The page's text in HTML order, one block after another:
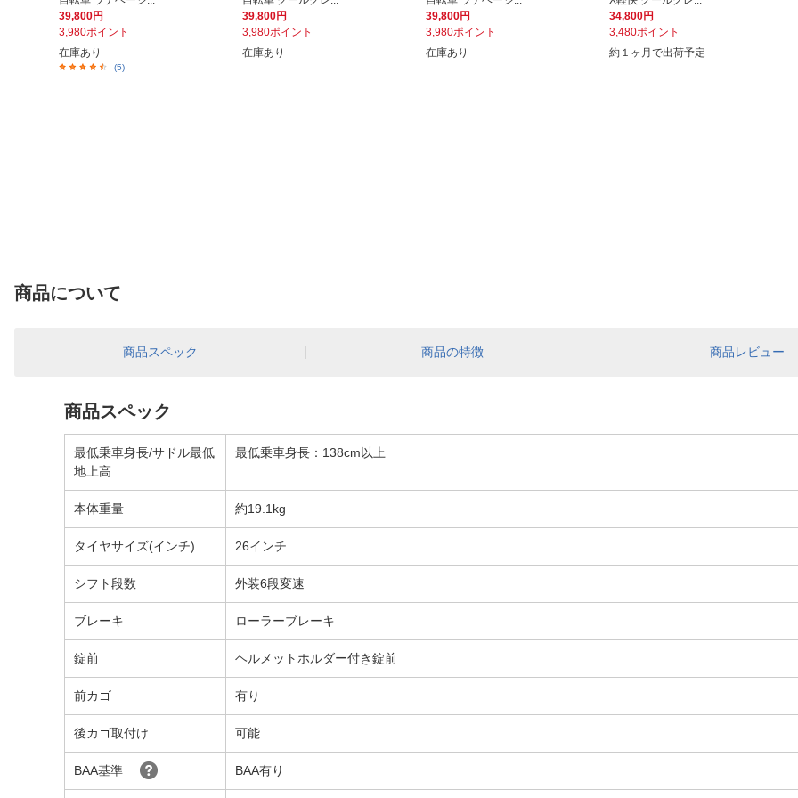
39,800円
3,980ポイント
在庫あり
(5)
39,800円
3,980ポイント
在庫あり
39,800円
3,980ポイント
在庫あり
34,800円
3,480ポイント
約１ヶ月で出荷予定
商品について
商品スペック 商品の特徴 商品レビュー
商品スペック
最低乗車身長/サドル最低
地上高
最低乗車身長：138cm以上
本体重量 約19.1kg
タイヤサイズ(インチ) 26インチ
シフト段数 外装6段変速
ブレーキ ローラーブレーキ
錠前 ヘルメットホルダー付き錠前
前カゴ 有り
後カゴ取付け 可能
BAA基準 BAA有り